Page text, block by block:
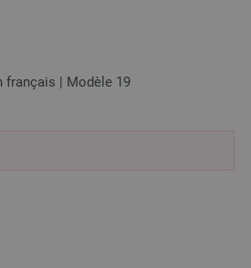
français | Modèle 19